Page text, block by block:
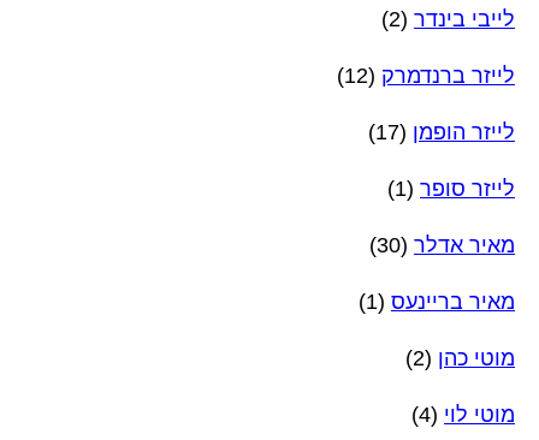
לייבי בינדר (2)
לייזר ברנדמרק (12)
לייזר הופמן (17)
לייזר סופר (1)
מאיר אדלר (30)
מאיר בריינעס (1)
מוטי כהן (2)
מוטי לוי (4)